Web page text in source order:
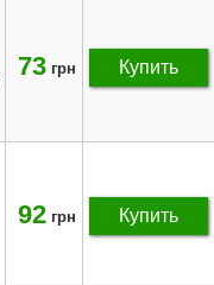
73 грн Купить
92 грн Купить